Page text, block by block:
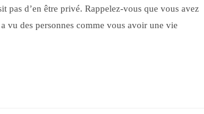
d’en être privé. Rappelez-vous que vous avez
des personnes comme vous avoir une vie